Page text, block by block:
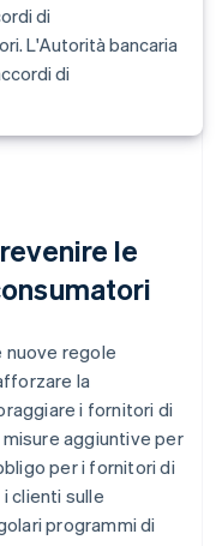
di
L'Autorità bancaria
di
le
nuove regole
la
i fornitori di
aggiuntive per
per i fornitori di
clienti sulle
programmi di